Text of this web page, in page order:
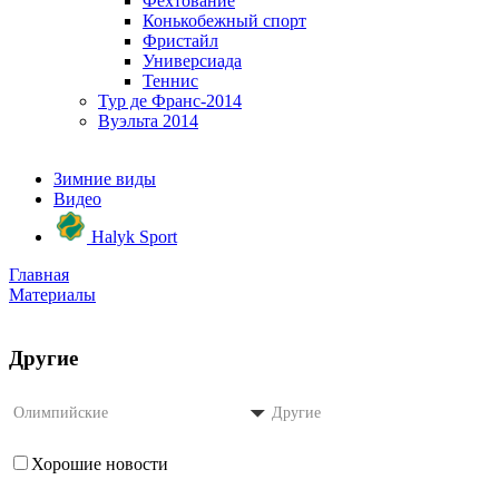
Конькобежный спорт
Фристайл
Универсиада
Теннис
Тур де Франс-2014
Вуэльта 2014
Зимние виды
Видео
Halyk Sport
Главная
Материалы
Другие
Олимпийские Другие
Хорошие новости